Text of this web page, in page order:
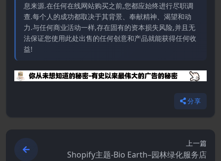
息来源.在任何在线网站购买之前,您都应始终进行尽职调
查.每个人的成功都取决于其背景、奉献精神、渴望和动
力.与任何商业活动一样,存在固有的资本损失风险,并且无
法保证您使用此处出售的任何创意和产品就能获得任何收
益!
分享
上一篇
Shopify主题-Bio Earth–园林绿化服务店